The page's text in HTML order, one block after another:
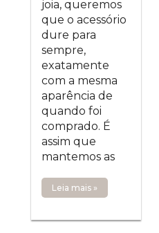
joia, queremos
que o acessório
dure para
sempre,
exatamente
com a mesma
aparência de
quando foi
comprado. É
assim que
mantemos as
Leia mais »